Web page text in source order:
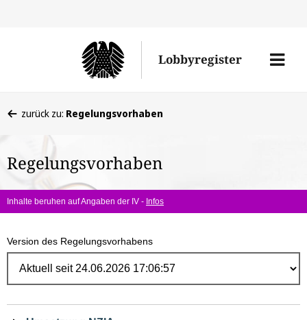
Lobbyregister
Menü
befinden
hier:
zurück zu: Regelungsvorhaben
Regelungsvorhaben
Inhalte beruhen auf Angaben der IV - Infos
Version des Regelungsvorhabens